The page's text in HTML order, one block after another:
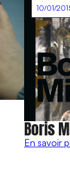
10/01/
Boris
En savoir